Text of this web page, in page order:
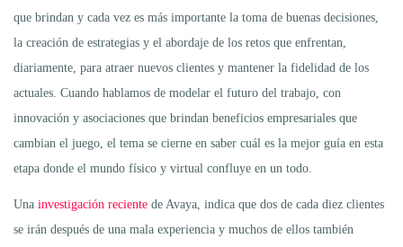
que brindan y cada vez es más importante la toma de buenas decisiones,
la creación de estrategias y el abordaje de los retos que enfrentan,
diariamente, para atraer nuevos clientes y mantener la fidelidad de los
actuales. Cuando hablamos de modelar el futuro del trabajo, con
innovación y asociaciones que brindan beneficios empresariales que
cambian el juego, el tema se cierne en saber cuál es la mejor guía en esta
etapa donde el mundo físico y virtual confluye en un todo.
Una investigación reciente de Avaya, indica que dos de cada diez clientes
se irán después de una mala experiencia y muchos de ellos también